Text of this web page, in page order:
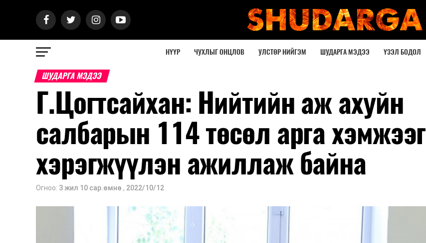
НҮҮР ЧУХЛЫГ ОНЦЛОВ УЛСТӨР НИЙГЭМ ШУДАРГА МЭДЭЭ ҮЗЭЛ БОДОЛ
ШУДАРГА МЭДЭЭ
Г.Цогтсайхан: Нийтийн аж ахуйн
салбарын 114 төсөл арга хэмжээг
хэрэгжүүлэн ажиллаж байна
Огноо: 3 жил 10 сар.өмнө , 2022/10/12